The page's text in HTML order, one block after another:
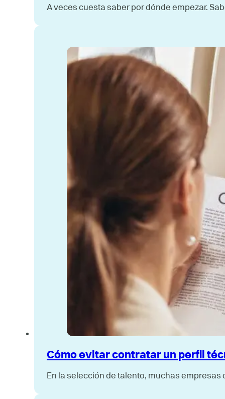
A veces cuesta saber por dónde empezar.
Cómo evitar contratar un perfil
En la selección de talento, muchas